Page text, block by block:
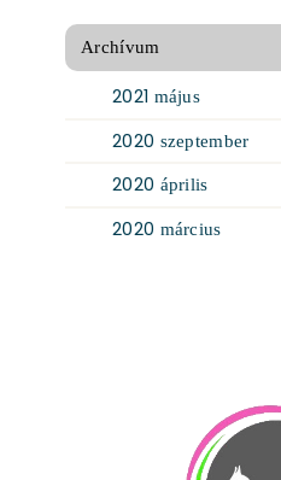
Archívum
2021 május
2020 szeptember
2020 április
2020 március